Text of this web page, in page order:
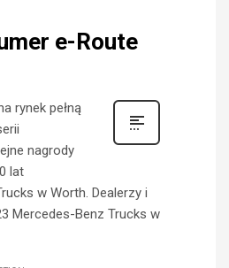
e-Route
rynek pełną
nagrody
lat
w Worth. Dealerzy i
Mercedes-Benz Trucks w